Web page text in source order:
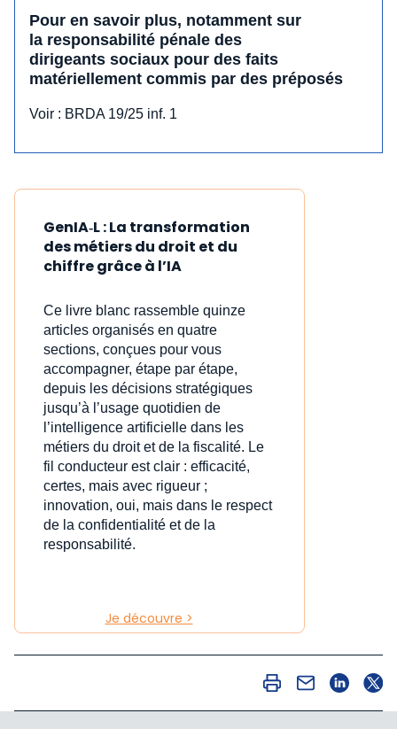
Pour en savoir plus, notamment sur
la responsabilité pénale des
dirigeants sociaux pour des faits
matériellement commis par des préposés
Voir : BRDA 19/25 inf. 1
GenIA‑L : La transformation
des métiers du droit et du
chiffre grâce à l’IA
Ce livre blanc rassemble quinze
articles organisés en quatre
sections, conçues pour vous
accompagner, étape par étape,
depuis les décisions stratégiques
jusqu’à l’usage quotidien de
l’intelligence artificielle dans les
métiers du droit et de la fiscalité. Le
fil conducteur est clair : efficacité,
certes, mais avec rigueur ;
innovation, oui, mais dans le respect
de la confidentialité et de la
responsabilité.
Je découvre >